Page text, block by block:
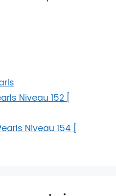
Niveau 152 [
Niveau 154 [